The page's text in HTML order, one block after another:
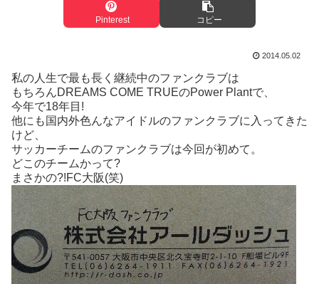
Pinterest コピー
2014.05.02
私の人生で最も長く継続中のファンクラブは
もちろんDREAMS COME TRUEのPower Plantで、
今年で18年目!
他にも国内外色んなアイドルのファンクラブに入ってきた
けど、
サッカーチームのファンクラブは今回が初めて。
どこのチームかって?
まさかの?!FC大阪(笑)